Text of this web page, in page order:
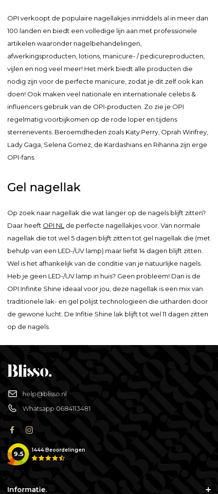
OPI verkoopt de populaire nagellakjes inmiddels al in meer dan
100 landen en biedt een volledige lijn aan met professionele
artikelen waaronder nagelbehandelingen,
afwerkingsproducten, lotions, manicure- / pedicureproducten,
vijlen en nog veel meer! Het merk biedt alle producten die
nodig zijn voor de perfecte manicure, zodat je dit zelf ook kan
doen! Ook maken veel nationale en internationale celebs &
influencers gebruik van de OPI-producten. Zo zie je OPI
regelmatig voorbijkomen op de rode loper en tijdens
sterrenevents. Beroemdheden zoals Katy Perry, Oprah Winfrey,
Lady Gaga, Selena Gomez, de Kardashians en Rihanna zijn erge
OPI-fans.
Gel nagellak
Op zoek naar nagellak die wat langer op de nagels blijft zitten?
Daar heeft OPI NL de perfecte nagellakjes voor. Van normale
nagellak die tot wel 5 dagen blijft zitten tot gel nagellak die (met
behulp van een LED-/UV lamp) maar liefst 14 dagen blijft zitten.
Wel is het afhankelijk van de conditie van je natuurlijke nagels.
Heb je geen LED-/UV lamp in huis? Geen probleem! Dan is de
OPI Infinite Shine ideaal voor jou, deze nagellak is een mix van
traditionele lak- en gel polijst technologieën die uitharden door
de gewone lucht. De Infitie Shine lak blijft tot wel 11 dagen zitten
op de nagels.
help@blisso.nl
Whatsapp 0684113481
9.5 1444Beoordelingen
Informatie.